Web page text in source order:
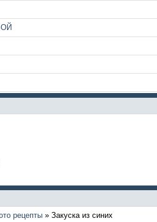
рецепты » Закуска из синих